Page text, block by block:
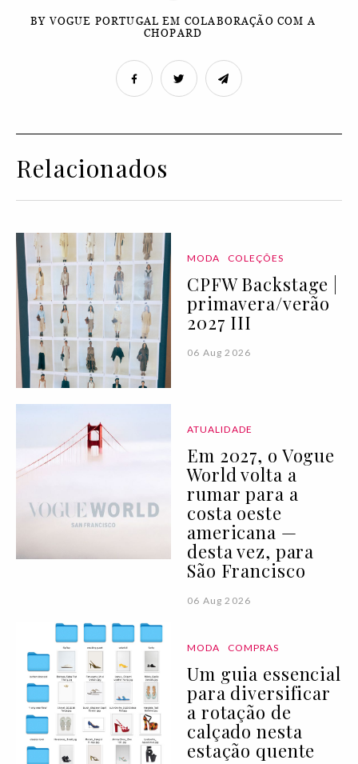
BY VOGUE PORTUGAL EM COLABORAÇÃO COM A
CHOPARD
Relacionados
MODA COLEÇÕES
CPFW Backstage |
primavera/verão
2027 III
06 Aug 2026
ATUALIDADE
Em 2027, o Vogue
World volta a
rumar para a
costa oeste
americana —
desta vez, para
São Francisco
06 Aug 2026
MODA COMPRAS
Um guia essencial
para diversificar
a rotação de
calçado nesta
estação quente